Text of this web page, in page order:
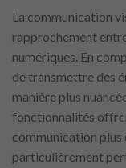
La communication
rapprochement
numériques. En
de transmettre des
manière plus
fonctionnalités
communication
particulièrement